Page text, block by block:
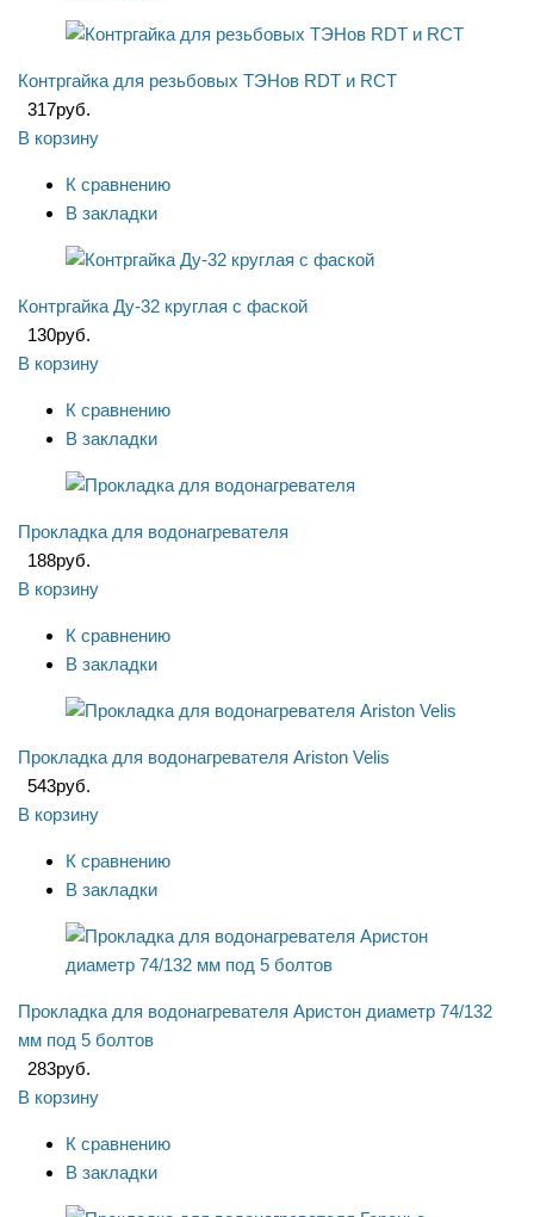
Контргайка для резьбовых ТЭНов RDT и RCT
317руб.
В корзину
К сравнению
В закладки
Контргайка Ду-32 круглая с фаской
130руб.
В корзину
К сравнению
В закладки
Прокладка для водонагревателя
188руб.
В корзину
К сравнению
В закладки
Прокладка для водонагревателя Ariston Velis
543руб.
В корзину
К сравнению
В закладки
Прокладка для водонагревателя Аристон диаметр 74/132
мм под 5 болтов
283руб.
В корзину
К сравнению
В закладки